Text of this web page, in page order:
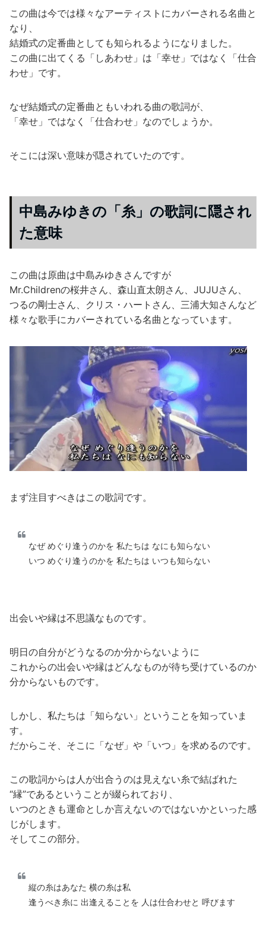
この曲は今では様々なアーティストにカバーされる名曲と
なり、
結婚式の定番曲としても知られるようになりました。
この曲に出てくる「しあわせ」は「幸せ」ではなく「仕合
わせ」です。
なぜ結婚式の定番曲ともいわれる曲の歌詞が、
「幸せ」ではなく「仕合わせ」なのでしょうか。
そこには深い意味が隠されていたのです。
中島みゆきの「糸」の歌詞に隠され
た意味
この曲は原曲は中島みゆきさんですが
Mr.Childrenの桜井さん、森山直太朗さん、JUJUさん、
つるの剛士さん、クリス・ハートさん、三浦大知さんなど
様々な歌手にカバーされている名曲となっています。
まず注目すべきはこの歌詞です。
なぜ めぐり逢うのかを 私たちは なにも知らない
いつ めぐり逢うのかを 私たちは いつも知らない
出会いや縁は不思議なものです。
明日の自分がどうなるのか分からないように
これからの出会いや縁はどんなものが待ち受けているのか
分からないものです。
しかし、私たちは「知らない」ということを知っていま
す。
だからこそ、そこに「なぜ」や「いつ」を求めるのです。
この歌詞からは人が出合うのは見えない糸で結ばれた
“縁”であるということが綴られており、
いつのときも運命としか言えないのではないかといった感
じがします。
そしてこの部分。
縦の糸はあなた 横の糸は私
逢うべき糸に 出逢えることを 人は仕合わせと 呼びます